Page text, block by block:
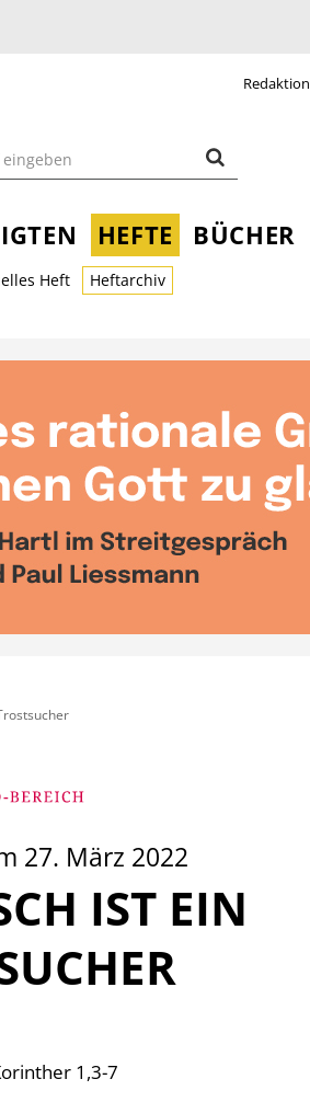
Redaktion
HEFTE BÜCHER
Heft Heftarchiv
27. März 2022
:
IST EIN
1,3-7